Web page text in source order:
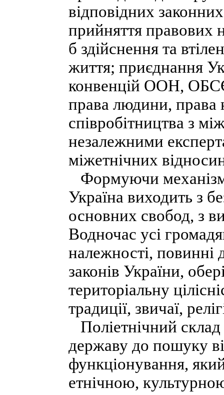
відповідних
прийняття правових
б здійснення та
життя; приєднання
конвенцій ООН,
права людини,
співробітництва з
незалежними
міжетнічних
Формуючи механізм
Україна виходить з
основних свобод, з
Водночас усі
належності, повинні
законів України,
територіальну
традиції, звичаї,
Поліетнічний
державу до пошуку
функціонування,
етнічною,